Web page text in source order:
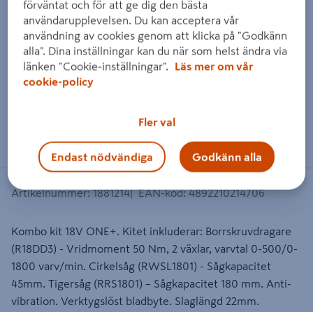
Dra på bilden för att zooma in
Artikelnummer:1881214 EAN-kod:4892210214706
Kombo kit 18V ONE+. Kitet inkluderar: Borrskruvdragare
(R18DD3) - Vridmoment 50 Nm, 2 växlar, varvtal 0-500/0-
1800 varv/min. Cirkelsåg (RWSL1801) - Sågkapacitet
45mm. Tigersåg (RRS1801) – Sågkapacitet 180 mm. Anti-
vibration. Verktygslöst bladbyte. Slaglängd 22mm.
förväntat och för att ge dig den bästa
användarupplevelsen. Du kan acceptera vår
användning av cookies genom att klicka på "Godkänn
alla". Dina inställningar kan du när som helst ändra via
länken "Cookie-inställningar".
Läs mer om vår
cookie-policy
Fler val
Endast nödvändiga Godkänn alla